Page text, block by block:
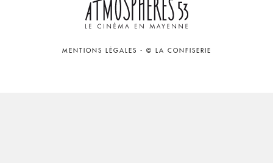
MENTIONS LÉGALES - © LA CONFISERIE